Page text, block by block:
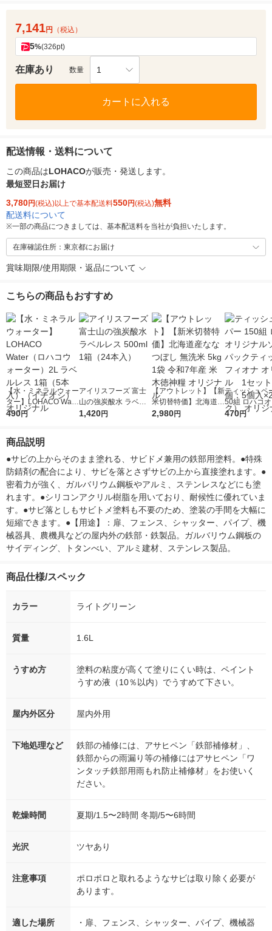
7,141円 （税込）
5%(326pt)
在庫あり 数量 1
カートに入れる
配送情報・送料について
この商品はLOHACOが販売・発送します。
最短翌日お届け
3,780円(税込)以上で基本配送料550円(税込)無料
配送料について
※一部の商品につきましては、基本配送料を当社が負担いたします。
在庫確認住所：東京都にお届け
賞味期限/使用期限・返品について
こちらの商品もおすすめ
【水・ミネラルウォー
ター】LOHACO Wate
r（ロハコウォータ
シ） オリジナル
490円
アイリスフーズ 富士
山の強炭酸水 ラベル
レス 500ml 1箱（24
1,420円
【アウトレット】【新
米切替特価】北海道産
ななつぼし 無洗米 5k
2,980円
ティッシュペ
50組 ロハコ
ルソフトパッ
オリジナル
470円
商品説明
●サビの上からそのまま塗れる、サビドメ兼用の鉄部用塗料。●特殊
防錆剤の配合により、サビを落とさずサビの上から直接塗れます。●
密着力が強く、ガルバリウム鋼板やアルミ、ステンレスなどにも塗
れます。●シリコンアクリル樹脂を用いており、耐候性に優れていま
す。●サビ落としもサビトメ塗料も不要のため、塗装の手間を大幅に
短縮できます。●【用途】：扉、フェンス、シャッター、パイプ、機
械器具、農機具などの屋内外の鉄部・鉄製品。ガルバリウム鋼板の
サイディング、トタンべい、アルミ建材、ステンレス製品。
商品仕様/スペック
カラー ライトグリーン
質量 1.6L
うすめ方
塗料の粘度が高くて塗りにくい時は、ペイント
うすめ液（10％以内）でうすめて下さい。
屋内外区分 屋内外用
下地処理など
鉄部の補修には、アサヒペン「鉄部補修材」、
鉄部からの雨漏り等の補修にはアサヒペン「ワ
ンタッチ鉄部用雨もれ防止補修材」をお使いく
ださい。
乾燥時間 夏期/1.5〜2時間 冬期/5〜6時間
光沢 ツヤあり
注意事項
ポロポロと取れるようなサビは取り除く必要が
あります。
適した場所
・扉、フェンス、シャッター、パイプ、機械器